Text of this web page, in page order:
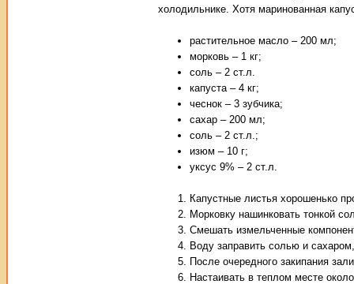
холодильнике. Хотя маринованная
растительное масло – 200 мл;
морковь – 1 кг;
соль – 2 ст.л.
капуста – 4 кг;
чеснок – 3 зубчика;
сахар – 200 мл;
соль – 2 ст.л.;
изюм – 10 г;
уксус 9% – 2 ст.л.
Капустные листья хорошенько
Морковку нашинковать тонкой
Смешать измельченные
Воду заправить солью и
После очередного закипания
Настаивать в теплом месте